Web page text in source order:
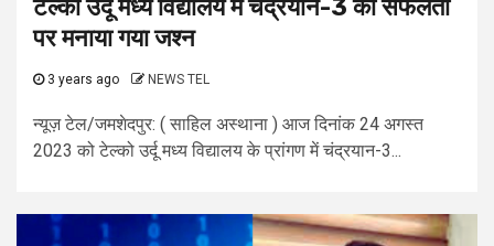
टेल्को उर्दू मध्य विद्यालय में चंद्रयान-3 की सफलता
पर मनाया गया जश्न
3 years ago NEWS TEL
न्यूज़ टेल/जमशेदपुर: ( साहिल अस्थाना ) आज दिनांक 24 अगस्त
2023 को टेल्को उर्दू मध्य विद्यालय के प्रांगण में चंद्रयान-3...